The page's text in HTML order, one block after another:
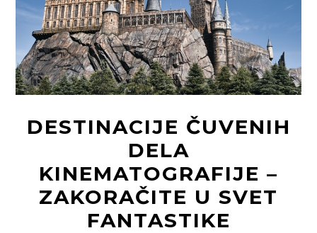
DESTINACIJE ČUVENIH
DELA
KINEMATOGRAFIJE –
ZAKORAČITE U SVET
FANTASTIKE